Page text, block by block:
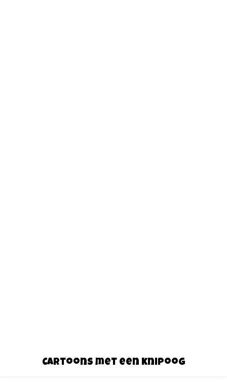
Cartoons met een knipoog